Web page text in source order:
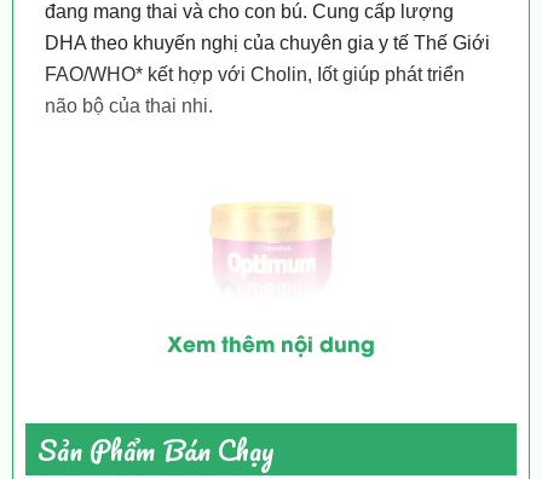
đang mang thai và cho con bú. Cung cấp lượng
DHA theo khuyến nghị của chuyên gia y tế Thế Giới
FAO/WHO* kết hợp với Cholin, Iốt giúp phát triển
não bộ của thai nhi.
Hàm lượng Canxi cao kết hợp với vitamin D3,
Xem thêm nội dung
Sản Phẩm Bán Chạy